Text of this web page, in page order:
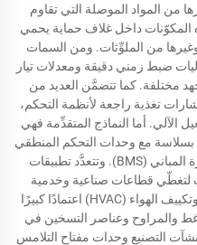
من المواد الموصلة التي تقاوم
المكوّنات داخل غلاف حماية يحمي
وغيرها من الملوِّثات. ومن السمات
آليات ضبط زمني دقيقة ومعدلات تيار
مختلفة. كما تتضمَّن العديد من
تغذية راجعة لأنظمة التحكم،
الآلي. أما النماذج المتقدِّمة فهي
بسلاسة مع وحدات التحكم المنطقي
القابلة للبرمجة (PLCs) وأنظمة إدارة المباني (BMS). وتتعدَّد تطبيقات
لتغطّي قطاعات صناعية وخدمية
عديدة. فتعتمد أنظمة التدفئة والتهوية وتكييف الهواء (HVAC) اعتمادًا كبيرًا
والمراوح وعناصر التسخين في
التصنيع وحدات مفتاح التلامس